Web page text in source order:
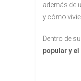
además de
y cómo
Dentro de
popular y